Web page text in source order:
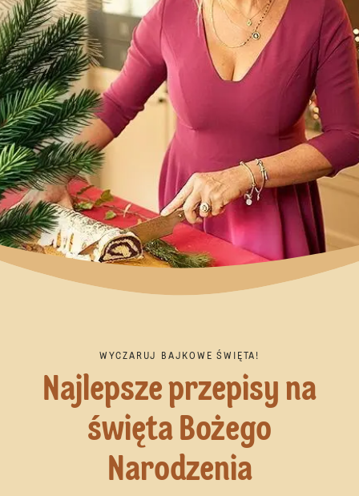
WYCZARUJ BAJKOWE ŚWIĘTA!
Najlepsze przepisy na
święta Bożego
Narodzenia